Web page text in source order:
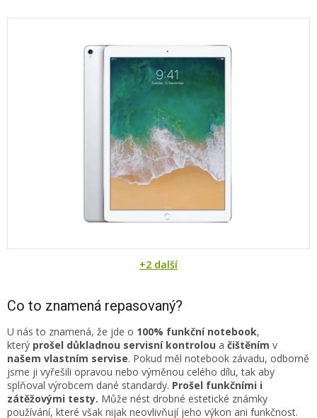
+2 další
Co to znamená repasovaný?
U nás to znamená, že jde o 100% funkční notebook,
který prošel důkladnou servisní kontrolou a čištěním v
našem vlastním servise. Pokud měl notebook závadu, odborně
jsme ji vyřešili opravou nebo výměnou celého dílu, tak aby
splňoval výrobcem dané standardy. Prošel funkčními i
zátěžovými testy. Může nést drobné estetické známky
používání, které však nijak neovlivňují jeho výkon ani funkčnost.